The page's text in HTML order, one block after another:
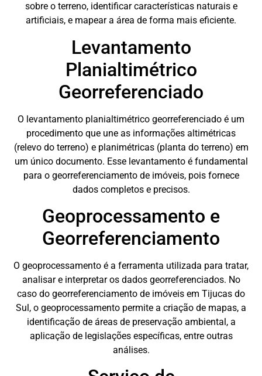
sobre o terreno, identificar características naturais e
artificiais, e mapear a área de forma mais eficiente.
Levantamento
Planialtimétrico
Georreferenciado
O levantamento planialtimétrico georreferenciado é um
procedimento que une as informações altimétricas
(relevo do terreno) e planimétricas (planta do terreno) em
um único documento. Esse levantamento é fundamental
para o georreferenciamento de imóveis, pois fornece
dados completos e precisos.
Geoprocessamento e
Georreferenciamento
O geoprocessamento é a ferramenta utilizada para tratar,
analisar e interpretar os dados georreferenciados. No
caso do georreferenciamento de imóveis em Tijucas do
Sul, o geoprocessamento permite a criação de mapas, a
identificação de áreas de preservação ambiental, a
aplicação de legislações específicas, entre outras
análises.